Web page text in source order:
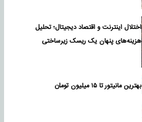
اختلال اینترنت و اقتصاد دیجیتال؛ تحلیل
هزینه‌های پنهان یک ریسک زیرساختی
بهترین مانیتور تا ۱۵ میلیون تومان